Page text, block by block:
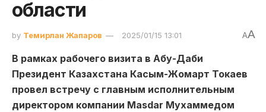
области
by Темирлан Жапаров 2025/01/15 13:01 AA
В рамках рабочего визита в Абу-Даби
Президент Казахстана Касым-Жомарт Токаев
провел встречу с главным исполнительным
директором компании Masdar Мухаммедом